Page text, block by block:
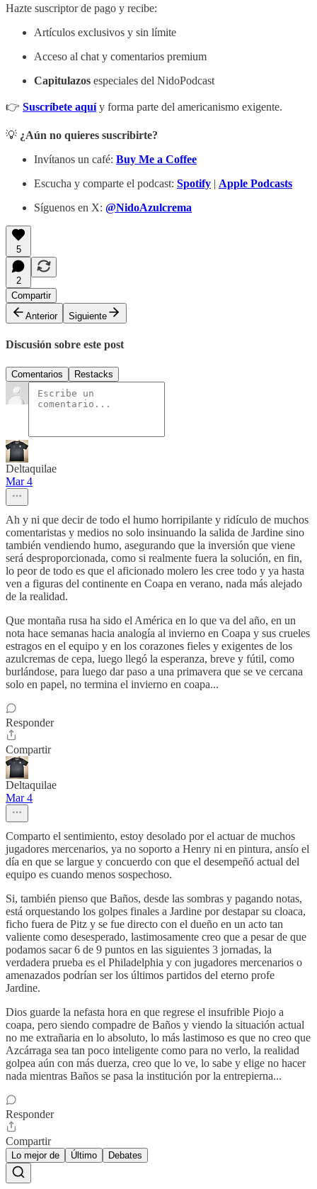
Hazte suscriptor de pago y recibe:
Artículos exclusivos y sin límite
Acceso al chat y comentarios premium
Capitulazos especiales del NidoPodcast
👉 Suscríbete aquíy forma parte del americanismo exigente.
💡 ¿Aún no quieres suscribirte?
Invítanos un café: Buy Me a Coffee
Escucha y comparte el podcast: Spotify | Apple Podcasts
Síguenos en X: @NidoAzulcrema
5
2
Compartir
Anterior
Siguiente
Discusión sobre este post
Comentarios Restacks
Deltaquilae
Mar 4
Ah y ni que decir de todo el humo horripilante y ridículo de muchos
comentaristas y medios no solo insinuando la salida de Jardine sino
también vendiendo humo, asegurando que la inversión que viene
será desproporcionada, como si realmente fuera la solución, en fin,
lo peor de todo es que el aficionado molero les cree todo y ya hasta
ven a figuras del continente en Coapa en verano, nada más alejado
de la realidad.
Que montaña rusa ha sido el América en lo que va del año, en un
nota hace semanas hacia analogía al invierno en Coapa y sus crueles
estragos en el equipo y en los corazones fieles y exigentes de los
azulcremas de cepa, luego llegó la esperanza, breve y fútil, como
burlándose, para luego dar paso a una primavera que se ve cercana
solo en papel, no termina el invierno en coapa...
Responder
Compartir
Deltaquilae
Mar 4
Comparto el sentimiento, estoy desolado por el actuar de muchos
jugadores mercenarios, ya no soporto a Henry ni en pintura, ansío el
día en que se largue y concuerdo con que el desempeñó actual del
equipo es cuando menos sospechoso.
Si, también pienso que Baños, desde las sombras y pagando notas,
está orquestando los golpes finales a Jardine por destapar su cloaca,
ficho fuera de Pitz y se fue directo con el dueño en un acto tan
valiente como desesperado, lastimosamente creo que a pesar de que
podamos sacar 6 de 9 puntos en las siguientes 3 jornadas, la
verdadera prueba es el Philadelphia y con jugadores mercenarios o
amenazados podrían ser los últimos partidos del eterno profe
Jardine.
Dios guarde la nefasta hora en que regrese el insufrible Piojo a
coapa, pero siendo compadre de Baños y viendo la situación actual
no me extrañaria en lo absoluto, lo más lastimoso es que no creo que
Azcárraga sea tan poco inteligente como para no verlo, la realidad
golpea aún con más duerza, creo que lo ve, lo sabe y elige no hacer
nada mientras Baños se pasa la institución por la entrepierna...
Responder
Compartir
Lo mejor de Último Debates